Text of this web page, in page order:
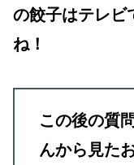
の餃子はテレビ
ね！
この後の質
んから見た